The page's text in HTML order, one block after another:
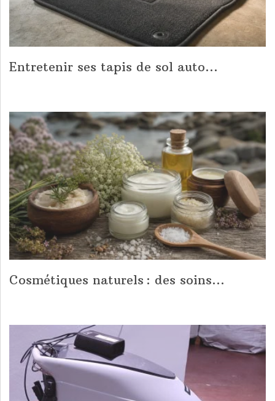
Entretenir ses tapis de sol auto...
Cosmétiques naturels : des soins...